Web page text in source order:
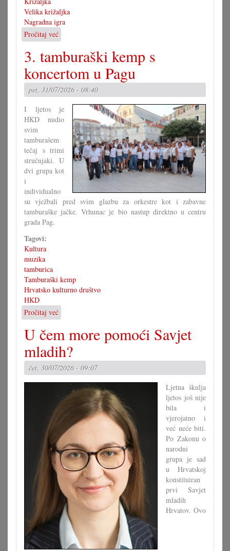
Velika križaljka
Nagradna igra
Pročitaj već
Rješenje
velike
križaljke
za
misec
juli
3. tamburaški kemp s
koncertom u Pagu
pet, 31/07/2026 - 08:40
I ljetos je
HKD nudio
svim
tamburašem
tečaj s trimi
stručnjaki. U
dvi grupa kot
i
individualno
su vježbali pred svim glazbu za orkestre kot i zabavne
tamburaške jačke. Vrhunac je bio nastup direktno u centru
grada Pag.
Tagovi:
Kultura
muzika
tamburica
Tamburaški kemp
Hrvatsko kulturno društvo
HKD
Pročitaj već
3.
tamburaški
kemp
s
koncertom
u
Pagu
U čem more pomoći Savjet
mladih?
čet, 30/07/2026 - 09:07
Ljetna škulja
ljetos još nije
bila i
vjerojatno i
već neće biti.
Po Zakonu o
narodni
grupa je sad
u Hrvatskoj
konstituiran
prvi Savjet
mladih
Hrvatov. Ovo